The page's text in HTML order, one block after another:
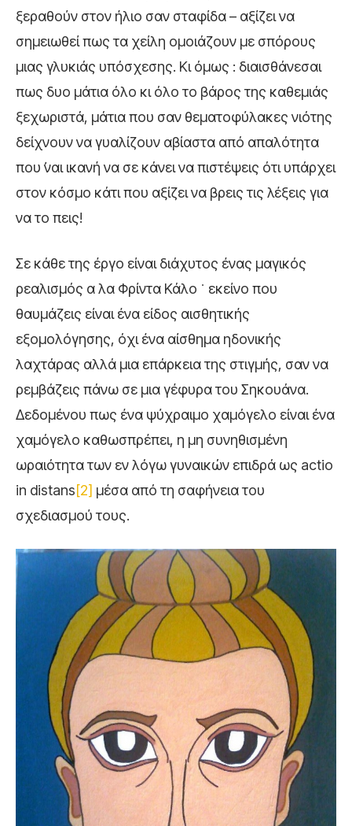
ξεραθούν στον ήλιο σαν σταφίδα – αξίζει να
σημειωθεί πως τα χείλη ομοιάζουν με σπόρους
μιας γλυκιάς υπόσχεσης. Κι όμως : διαισθάνεσαι
πως δυο μάτια όλο κι όλο το βάρος της καθεμιάς
ξεχωριστά, μάτια που σαν θεματοφύλακες νιότης
δείχνουν να γυαλίζουν αβίαστα από απαλότητα
που ᾿ναι ικανή να σε κάνει να πιστέψεις ότι υπάρχει
στον κόσμο κάτι που αξίζει να βρεις τις λέξεις για
να το πεις!
Σε κάθε της έργο είναι διάχυτος ένας μαγικός
ρεαλισμός α λα Φρίντα Κάλο ˙ εκείνο που
θαυμάζεις είναι ένα είδος αισθητικής
εξομολόγησης, όχι ένα αίσθημα ηδονικής
λαχτάρας αλλά μια επάρκεια της στιγμής, σαν να
ρεμβάζεις πάνω σε μια γέφυρα του Σηκουάνα.
Δεδομένου πως ένα ψύχραιμο χαμόγελο είναι ένα
χαμόγελο καθωσπρέπει, η μη συνηθισμένη
ωραιότητα των εν λόγω γυναικών επιδρά ως actio
in distans[2] μέσα από τη σαφήνεια του
σχεδιασμού τους.